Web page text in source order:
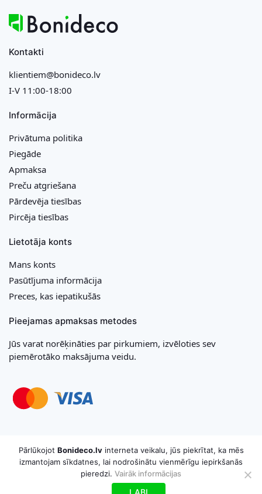
Kontakti
klientiem@bonideco.lv
I-V 11:00-18:00
Informācija
Privātuma politika
Piegāde
Apmaksa
Preču atgriešana
Pārdevēja tiesības
Pircēja tiesības
Lietotāja konts
Mans konts
Pasūtījuma informācija
Preces, kas iepatikušās
Pieejamas apmaksas metodes
Jūs varat norēķināties par pirkumiem, izvēloties sev
piemērotāko maksājuma veidu.
Pārlūkojot Bonideco.lvinterneta veikalu, jūs piekrītat, ka mēs
izmantojam sīkdatnes, lai nodrošinātu vienmērīgu iepirkšanās
pieredzi. Vairāk informācijas
LABI